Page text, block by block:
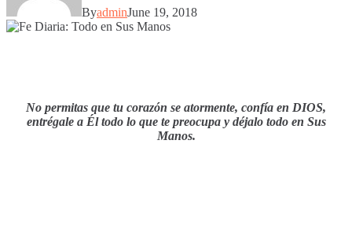
ByadminJune 19, 2018
No permitas que tu corazón se atormente, confía en DIOS,
entrégale a Él todo lo que te preocupa y déjalo todo en Sus
Manos.